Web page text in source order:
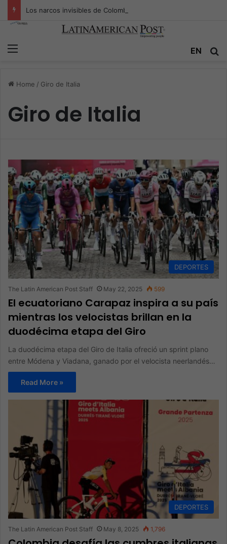
EN
Home / Giro de Italia
Giro de Italia
DEPORTES
The Latin American Post Staff May 22, 2025 599
El ecuatoriano Carapaz inspira a su país
mientras los velocistas brillan en la
duodécima etapa del Giro
La duodécima etapa del Giro de Italia ofreció un sprint plano
entre Módena y Viadana, ganado por el velocista neerlandés…
Read More »
DEPORTES
The Latin American Post Staff May 8, 2025 1,796